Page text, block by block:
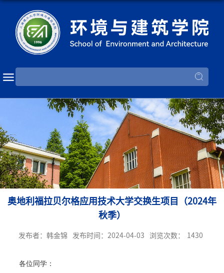
奥地利福拉贝尔格应用技术大学交换生项目（2024年
秋季）
发布者：韩金锦 发布时间：2024-04-03 浏览次数： 1430
各位同学：